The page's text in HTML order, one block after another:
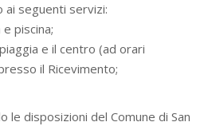
ai seguenti servizi:
piscina;
e il centro (ad orari
il Ricevimento;
le disposizioni del Comune di San